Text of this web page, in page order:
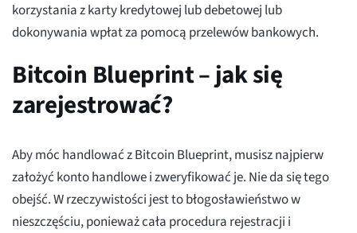
korzystania z karty kredytowej lub debetowej lub
dokonywania wpłat za pomocą przelewów bankowych.
Bitcoin Blueprint – jak się
zarejestrować?
Aby móc handlować z Bitcoin Blueprint, musisz najpierw
założyć konto handlowe i zweryfikować je. Nie da się tego
obejść. W rzeczywistości jest to błogosławieństwo w
nieszczęściu, ponieważ cała procedura rejestracji i